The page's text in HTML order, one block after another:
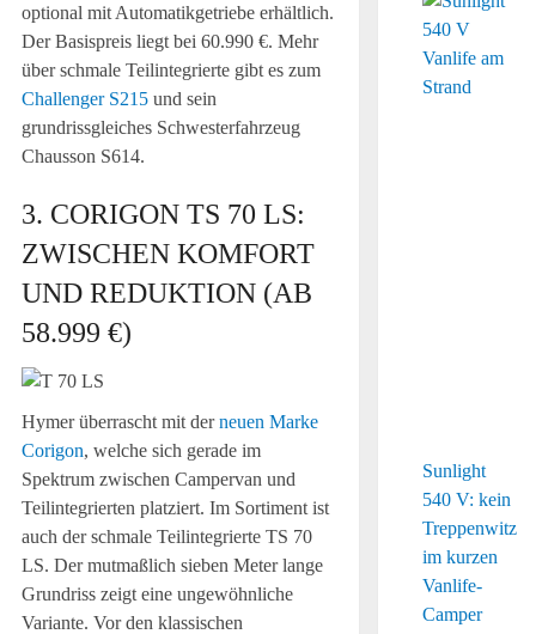
optional mit Automatikgetriebe erhältlich.
Der Basispreis liegt bei 60.990 €. Mehr
über schmale Teilintegrierte gibt es zum
Challenger S215und sein
grundrissgleiches Schwesterfahrzeug
Chausson S614.
3. CORIGON TS 70 LS:
ZWISCHEN KOMFORT
UND REDUKTION (AB
58.999 €)
Hymer überrascht mit derneuen Marke
Corigon, welche sich gerade im
Spektrum zwischen Campervan und
Teilintegrierten platziert. Im Sortiment ist
auch der schmale Teilintegrierte TS 70
LS. Der mutmaßlich sieben Meter lange
Grundriss zeigt eine ungewöhnliche
Variante. Vor den klassischen
Sunlight
540 V: kein
Treppenwitz
im kurzen
Vanlife-
Camper